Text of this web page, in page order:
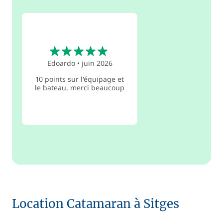
Edoardo• juin 2026
10 points sur l'équipage et
le bateau, merci beaucoup
Location Catamaran à Sitges